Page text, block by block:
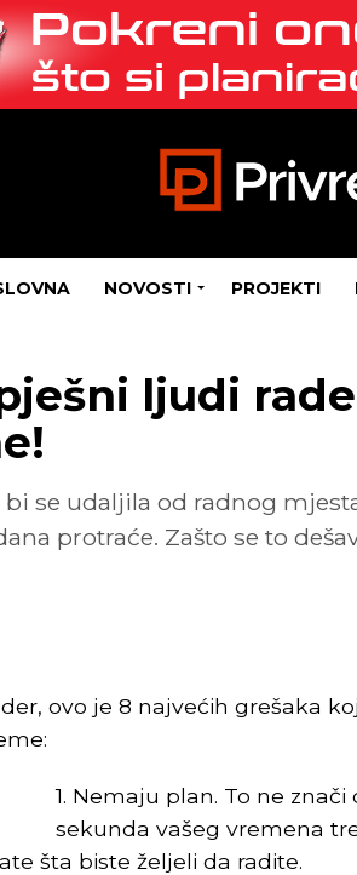
NOVOSTI PROJEKTI
ljudi
se udaljila od radnog
protraće. Zašto se to
ovo je 8 najvećih grešaka
1. Nemaju plan. To ne
sekunda vašeg vremena
šta biste željeli da radite.